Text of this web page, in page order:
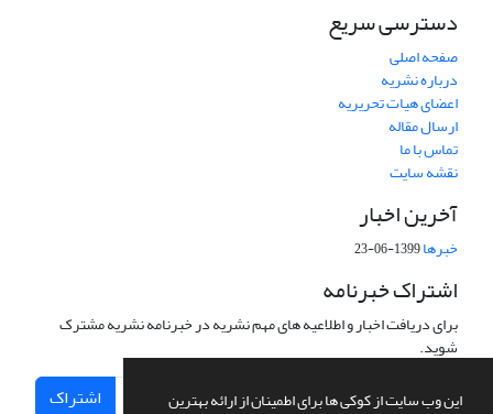
این وب سایت از کوکی ها برای اطمینان از ارائه بهترین
دسترسی سریع
صفحه اصلی
درباره نشریه
اعضای هیات تحریریه
ارسال مقاله
تماس با ما
نقشه سایت
آخرین اخبار
خبرها1399-06-23
اشتراک خبرنامه
برای دریافت اخبار و اطلاعیه های مهم نشریه در خبرنامه نشریه مشترک
شوید.
اشتراک